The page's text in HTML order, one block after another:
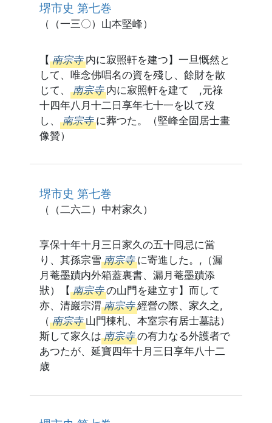
堺市史 第七巻
（（一三〇）山本堅峰）
【 南宗寺 内に寂照軒を建つ】一旦慨然と
して、唯念佛唱名の資を殘し、餘財を散
じて、 南宗寺 内に寂照軒を建てゝ,元祿
十四年八月十二日享年七十一を以て歿
し、 南宗寺 に葬つた。（堅峰全固居士畫
像贊）
堺市史 第七巻
（（二六二）中村家久）
享保十年十月三日家久の五十囘忌に當
り、其孫宗雪 南宗寺 に寄進した。,（漏
月菴墨蹟内外箱蓋裏書、漏月菴墨蹟添
狀）【 南宗寺 の山門を建立す】而して
亦、清巖宗渭 南宗寺 經營の際、家久之,
（ 南宗寺 山門棟札、本室宗有居士墓誌）
斯して家久は 南宗寺 の有力なる外護者で
あつたが、延寶四年十月三日享年八十二
歳